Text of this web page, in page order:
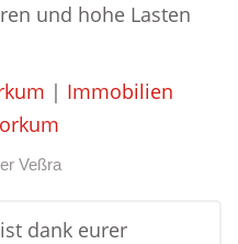
und hohe Lasten
| Immobilien
Veßra
dank eurer